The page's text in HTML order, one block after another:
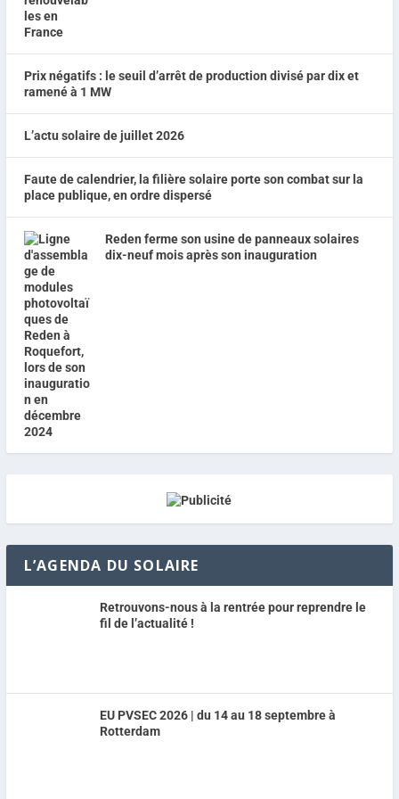
Prix négatifs : le seuil d’arrêt de production divisé par dix et
ramené à 1 MW
L’actu solaire de juillet 2026
Faute de calendrier, la filière solaire porte son combat sur la
place publique, en ordre dispersé
Reden ferme son usine de panneaux solaires
dix-neuf mois après son inauguration
L’AGENDA DU SOLAIRE
Retrouvons-nous à la rentrée pour reprendre le
fil de l’actualité !
EU PVSEC 2026 | du 14 au 18 septembre à
Rotterdam